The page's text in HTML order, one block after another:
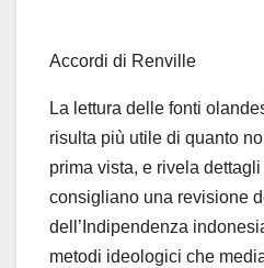
Accordi di Renville
La lettura delle fonti
risulta più utile di quanto
prima vista, e rivela
consigliano una revisione
dell’Indipendenza
metodi ideologici che